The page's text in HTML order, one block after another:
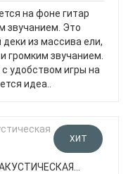
на фоне гитар
звучанием. Это
деки из массива ели,
громким звучанием.
удобством игры на
идеа..
ХИТ